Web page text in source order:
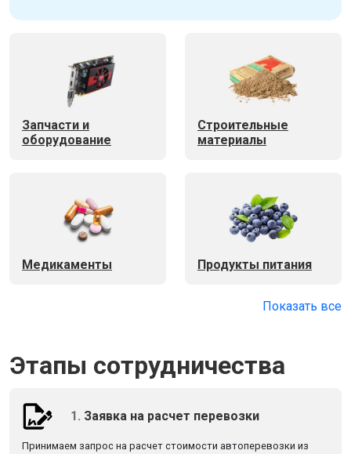
Запчасти и
оборудование
Строительные
материалы
Медикаменты Продукты питания
Показать все
Этапы сотрудничества
1. Заявка на расчет перевозки
Принимаем запрос на расчет стоимости автоперевозки из